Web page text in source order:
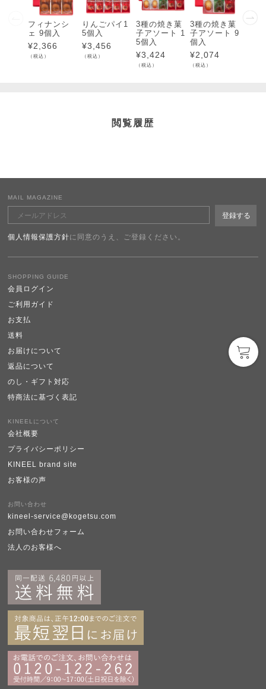
フィナンシ
ェ 9個入
¥2,366
（税込）
りんごパイ1
5個入
¥3,456
（税込）
3種の焼き菓
子アソート 1
5個入
¥3,424
（税込）
3種の焼き菓
子アソート 9
個入
¥2,074
（税込）
閲覧履歴
SHOPPING GUIDE
会員ログイン
ご利用ガイド
お支払
送料
お届けについて
返品について
のし・ギフト対応
特商法に基づく表記
KINEELについて
会社概要
プライバシーポリシー
KINEEL brand site
お客様の声
お問い合わせ
kineel-service@kogetsu.com
お問い合わせフォーム
法人のお客様へ
MAIL MAGAZINE
個人情報保護方針に同意のうえ、ご登録ください。